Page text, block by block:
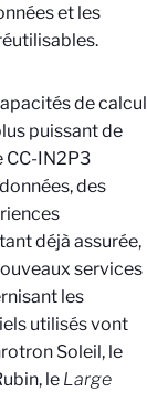
et les
de calcul
puissant de
CC-IN2P3
des
déjà assurée,
services
les
utilisés vont
Soleil, le
le Large